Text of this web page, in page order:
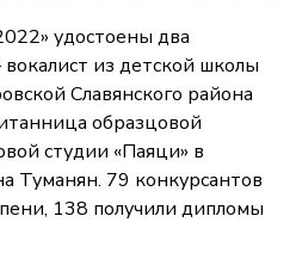
удостоены два
из детской школы
Славянского района
образцовой
студии «Паяци» в
Туманян. 79 конкурсантов
138 получили дипломы